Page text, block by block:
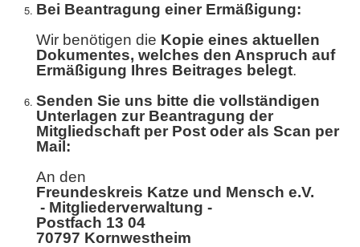
Bei Beantragung einer Ermäßigung:
Wir benötigen die Kopie eines aktuellen
Dokumentes, welches den Anspruch auf
Ermäßigung Ihres Beitrages belegt.
Senden Sie uns bitte die vollständigen
Unterlagen zur Beantragung der
Mitgliedschaft per Post oder als Scan per
Mail:
An den
Freundeskreis Katze und Mensch e.V.
- Mitgliederverwaltung -
Postfach 13 04
70797 Kornwestheim